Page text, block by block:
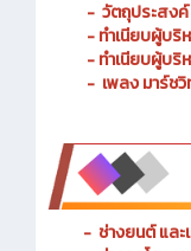
- ประวัติความเ
- วัตถุประสง
- ทำเนียบผู้บริ
- ทำเนียบผู้บริ